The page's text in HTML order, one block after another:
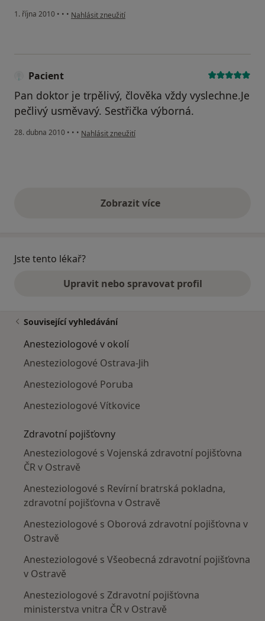
1. října 2010 • • • podle názoru uživatele Váš účet byl odstraněn
Nahlásit zneužití
Pacient
Pan doktor je trpělivý, člověka vždy vyslechne.Je
pečlivý usměvavý. Sestřička výborná.
28. dubna 2010 • • • podle názoru uživatele Pacient
Nahlásit zneužití
Zobrazit vícevýše uvedené názory
Jste tento lékař?
Upravit nebo spravovat profil
Související vyhledávání
Anesteziologové v okolí
Anesteziologové Ostrava-Jih
Anesteziologové Poruba
Anesteziologové Vítkovice
Zdravotní pojišťovny
Anesteziologové s Vojenská zdravotní pojišťovna
ČR v Ostravě
Anesteziologové s Revírní bratrská pokladna,
zdravotní pojišťovna v Ostravě
Anesteziologové s Oborová zdravotní pojišťovna v
Ostravě
Anesteziologové s Všeobecná zdravotní pojišťovna
v Ostravě
Anesteziologové s Zdravotní pojišťovna
ministerstva vnitra ČR v Ostravě